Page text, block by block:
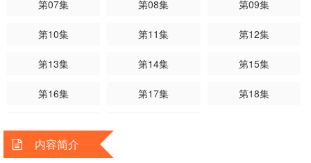
第07集 第08集 第09集
第10集 第11集 第12集
第13集 第14集 第15集
第16集 第17集 第18集
内容简介